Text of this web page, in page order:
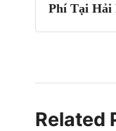
Phí Tại Hải
Related